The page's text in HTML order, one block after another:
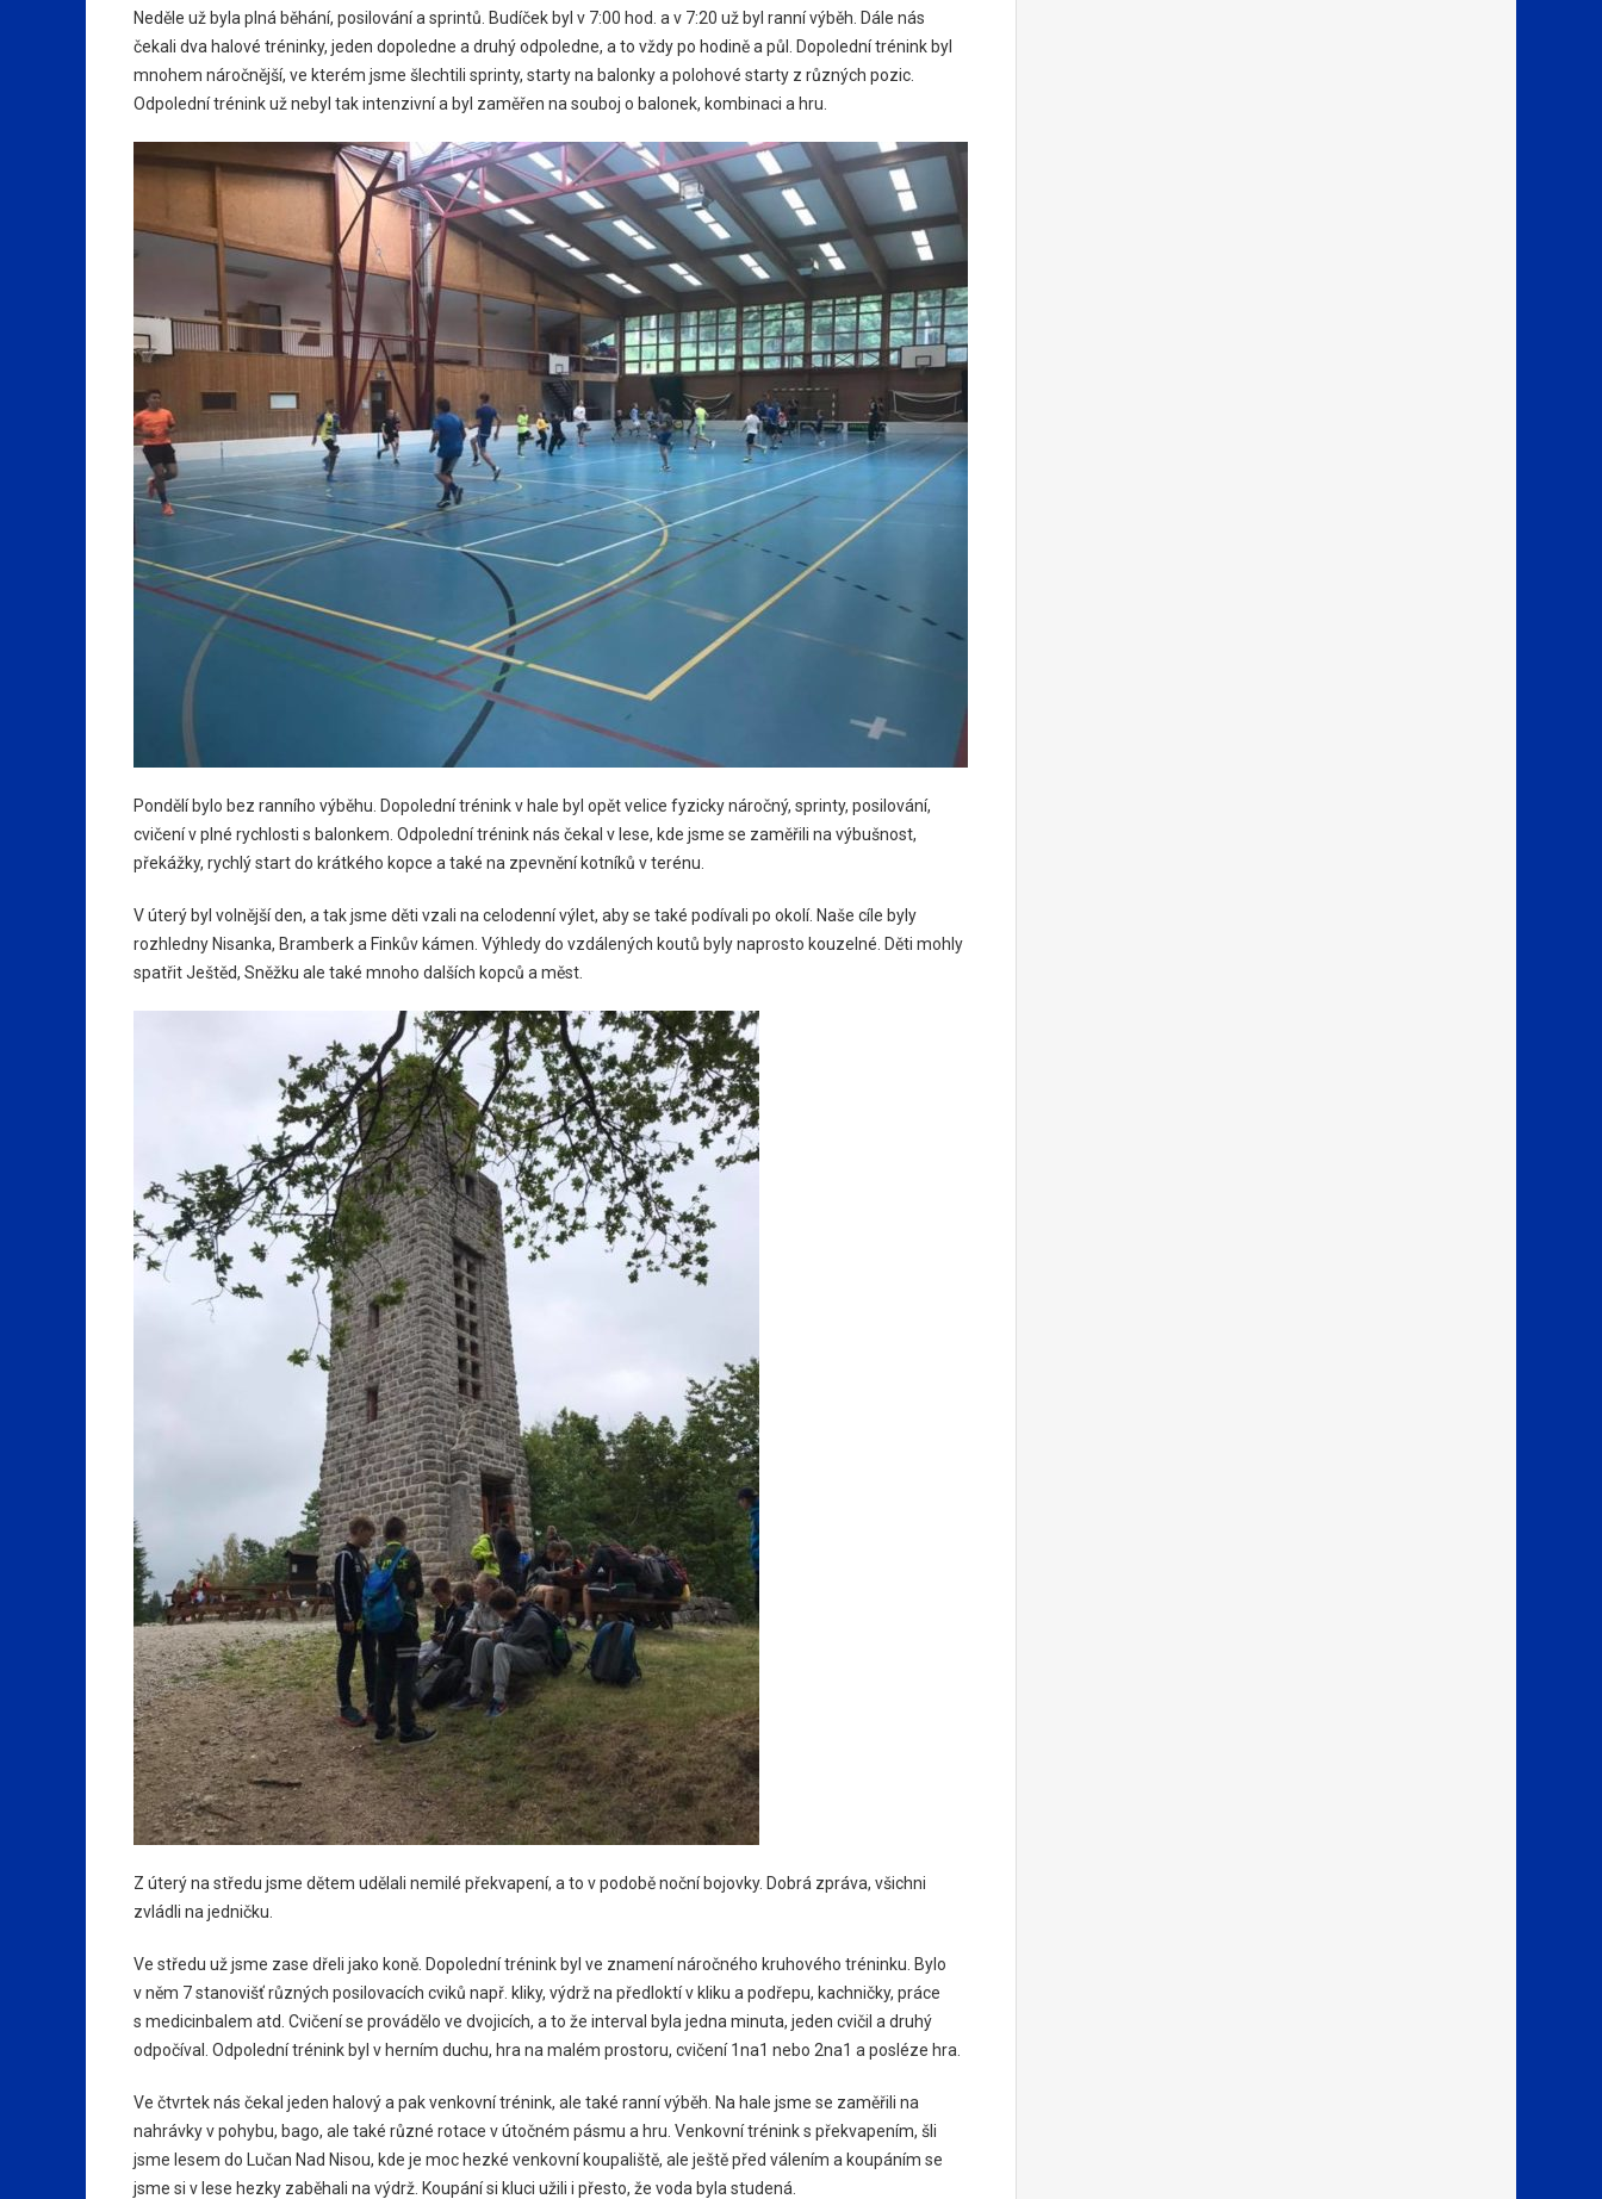
Neděle už byla plná běhání, posilování a sprintů. Budíček byl v 7:00 hod. a v 7:20 už byl ranní výběh. Dále nás
čekali dva halové tréninky, jeden dopoledne a druhý odpoledne, a to vždy po hodině a půl. Dopolední trénink byl
mnohem náročnější, ve kterém jsme šlechtili sprinty, starty na balonky a polohové starty z různých pozic.
Odpolední trénink už nebyl tak intenzivní a byl zaměřen na souboj o balonek, kombinaci a hru.
Pondělí bylo bez ranního výběhu. Dopolední trénink v hale byl opět velice fyzicky náročný, sprinty, posilování,
cvičení v plné rychlosti s balonkem. Odpolední trénink nás čekal v lese, kde jsme se zaměřili na výbušnost,
překážky, rychlý start do krátkého kopce a také na zpevnění kotníků v terénu.
V úterý byl volnější den, a tak jsme děti vzali na celodenní výlet, aby se také podívali po okolí. Naše cíle byly
rozhledny Nisanka, Bramberk a Finkův kámen. Výhledy do vzdálených koutů byly naprosto kouzelné. Děti mohly
spatřit Ještěd, Sněžku ale také mnoho dalších kopců a měst.
Z úterý na středu jsme dětem udělali nemilé překvapení, a to v podobě noční bojovky. Dobrá zpráva, všichni
zvládli na jedničku.
Ve středu už jsme zase dřeli jako koně. Dopolední trénink byl ve znamení náročného kruhového tréninku. Bylo
v něm 7 stanovišť různých posilovacích cviků např. kliky, výdrž na předloktí v kliku a podřepu, kachničky, práce
s medicinbalem atd. Cvičení se provádělo ve dvojicích, a to že interval byla jedna minuta, jeden cvičil a druhý
odpočíval. Odpolední trénink byl v herním duchu, hra na malém prostoru, cvičení 1na1 nebo 2na1 a posléze hra.
Ve čtvrtek nás čekal jeden halový a pak venkovní trénink, ale také ranní výběh. Na hale jsme se zaměřili na
nahrávky v pohybu, bago, ale také různé rotace v útočném pásmu a hru. Venkovní trénink s překvapením, šli
jsme lesem do Lučan Nad Nisou, kde je moc hezké venkovní koupaliště, ale ještě před válením a koupáním se
jsme si v lese hezky zaběhali na výdrž. Koupání si kluci užili i přesto, že voda byla studená.